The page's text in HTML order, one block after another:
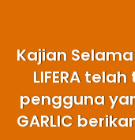
Kajian
LIFERA
pengguna
GARLIC